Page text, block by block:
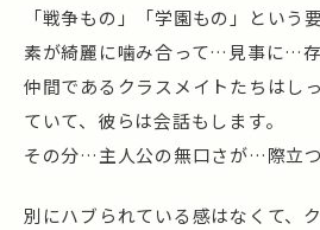
「戦争もの」「学園もの」という
素が綺麗に噛み合って…見事に…
仲間であるクラスメイトたちはし
ていて、彼らは会話もします。
その分…主人公の無口さが…際立
別にハブられている感はなくて、